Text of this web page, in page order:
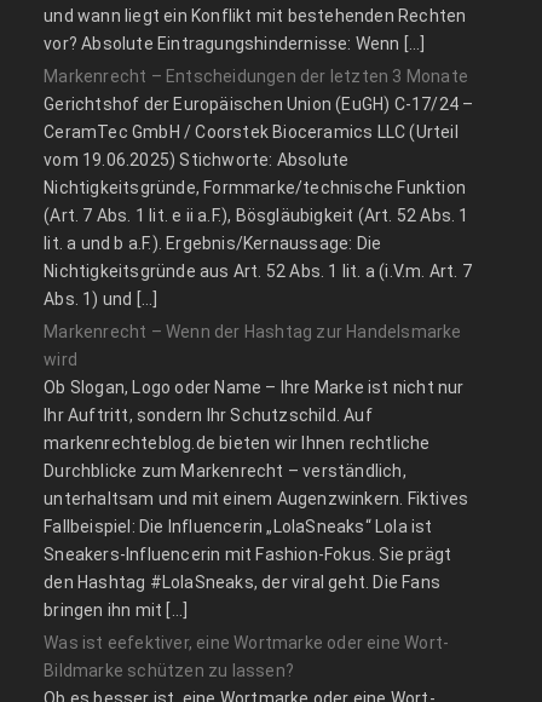
und wann liegt ein Konflikt mit bestehenden Rechten
vor? Absolute Eintragungshindernisse: Wenn […]
Markenrecht – Entscheidungen der letzten 3 Monate
Gerichtshof der Europäischen Union (EuGH) C‑17/24 –
CeramTec GmbH / Coorstek Bioceramics LLC (Urteil
vom 19.06.2025) Stichworte: Absolute
Nichtigkeitsgründe, Formmarke/technische Funktion
(Art. 7 Abs. 1 lit. e ii a.F.), Bösgläubigkeit (Art. 52 Abs. 1
lit. a und b a.F.). Ergebnis/Kernaussage: Die
Nichtigkeitsgründe aus Art. 52 Abs. 1 lit. a (i.V.m. Art. 7
Abs. 1) und […]
Markenrecht – Wenn der Hashtag zur Handelsmarke
wird
Ob Slogan, Logo oder Name – Ihre Marke ist nicht nur
Ihr Auftritt, sondern Ihr Schutzschild. Auf
markenrechteblog.de bieten wir Ihnen rechtliche
Durchblicke zum Markenrecht – verständlich,
unterhaltsam und mit einem Augenzwinkern. Fiktives
Fallbeispiel: Die Influencerin „LolaSneaks“ Lola ist
Sneakers-Influencerin mit Fashion-Fokus. Sie prägt
den Hashtag #LolaSneaks, der viral geht. Die Fans
bringen ihn mit […]
Was ist eefektiver, eine Wortmarke oder eine Wort-
Bildmarke schützen zu lassen?